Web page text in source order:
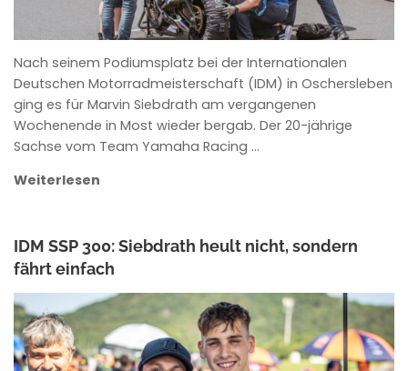
Nach seinem Podiumsplatz bei der Internationalen
Deutschen Motorradmeisterschaft (IDM) in Oschersleben
ging es für Marvin Siebdrath am vergangenen
Wochenende in Most wieder bergab. Der 20-jährige
Sachse vom Team Yamaha Racing …
Weiterlesen
IDM SSP 300: Siebdrath heult nicht, sondern
fährt einfach
ANKE WIECZOREK